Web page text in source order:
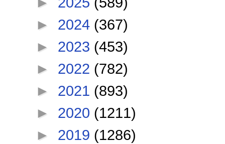
► 2024 (367)
► 2023 (453)
► 2022 (782)
► 2021 (893)
► 2020 (1211)
► 2019 (1286)